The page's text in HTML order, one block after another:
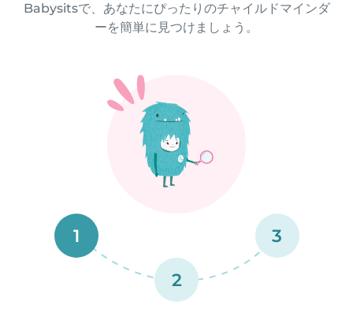
Babysitsで、あなたにぴったりのチャイルドマインダ
ーを簡単に見つけましょう。
1
2
3